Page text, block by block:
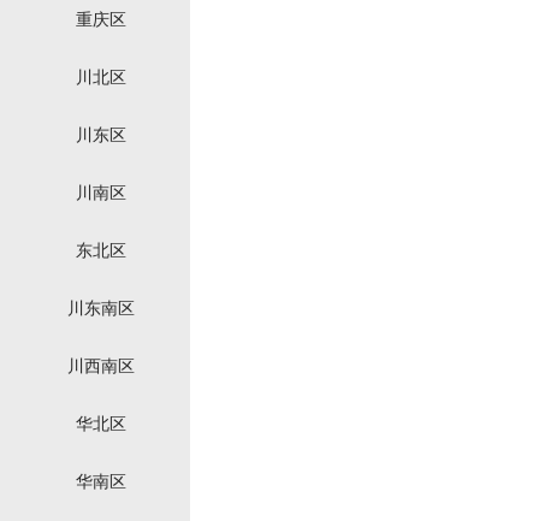
重庆区
川北区
川东区
川南区
东北区
川东南区
川西南区
华北区
华南区